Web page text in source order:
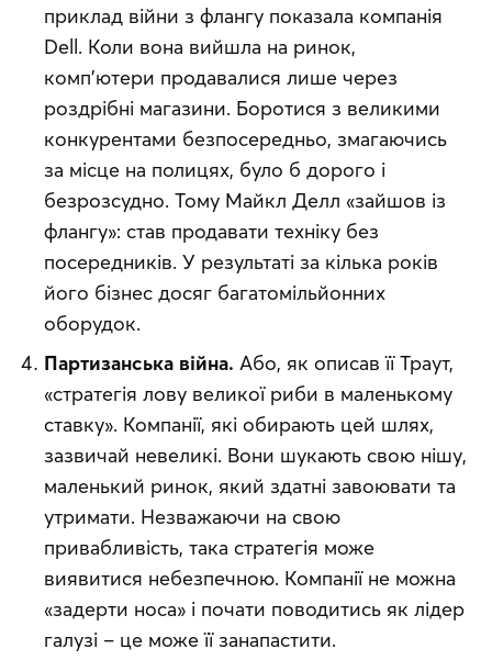
приклад війни з флангу показала компанія
Dell. Коли вона вийшла на ринок,
комп’ютери продавалися лише через
роздрібні магазини. Боротися з великими
конкурентами безпосередньо, змагаючись
за місце на полицях, було б дорого і
безрозсудно. Тому Майкл Делл «зайшов із
флангу»: став продавати техніку без
посередників. У результаті за кілька років
його бізнес досяг багатомільйонних
оборудок.
Партизанська війна. Або, як описав її Траут,
«стратегія лову великої риби в маленькому
ставку». Компанії, які обирають цей шлях,
зазвичай невеликі. Вони шукають свою нішу,
маленький ринок, який здатні завоювати та
утримати. Незважаючи на свою
привабливість, така стратегія може
виявитися небезпечною. Компанії не можна
«задерти носа» і почати поводитись як лідер
галузі – це може її занапастити.